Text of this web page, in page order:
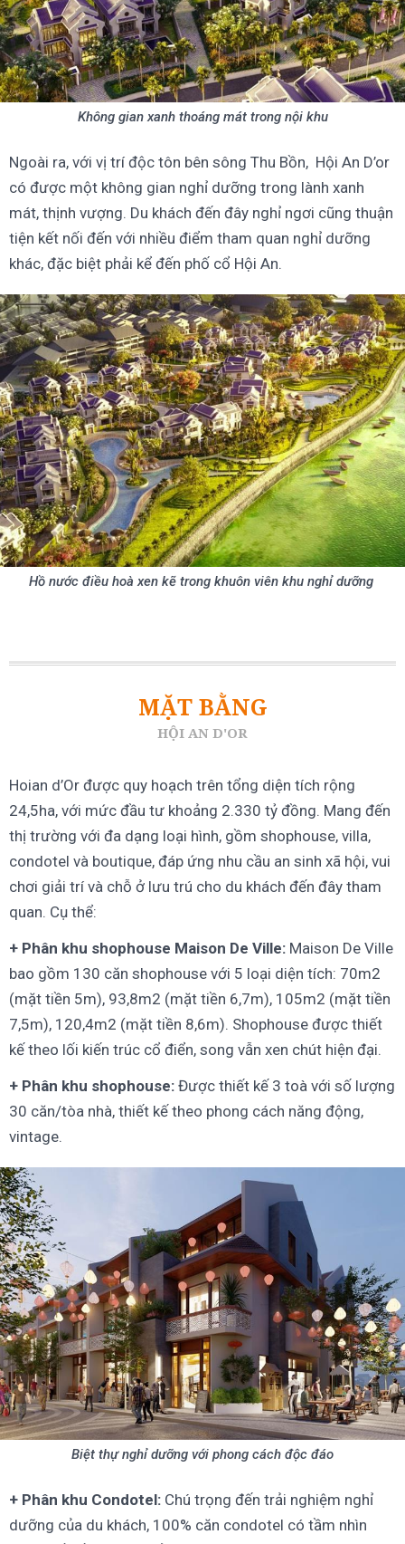
Không gian xanh thoáng mát trong nội khu
Ngoài ra, với vị trí độc tôn bên sông Thu Bồn, Hội An D’or
có được một không gian nghỉ dưỡng trong lành xanh
mát, thịnh vượng. Du khách đến đây nghỉ ngơi cũng thuận
tiện kết nối đến với nhiều điểm tham quan nghỉ dưỡng
khác, đặc biệt phải kể đến phố cổ Hội An.
Hồ nước điều hoà xen kẽ trong khuôn viên khu nghỉ dưỡng
MẶT BẰNG
HỘI AN D'OR
Hoian d’Or được quy hoạch trên tổng diện tích rộng
24,5ha, với mức đầu tư khoảng 2.330 tỷ đồng. Mang đến
thị trường với đa dạng loại hình, gồm shophouse, villa,
condotel và boutique, đáp ứng nhu cầu an sinh xã hội, vui
chơi giải trí và chỗ ở lưu trú cho du khách đến đây tham
quan. Cụ thể:
+ Phân khu shophouse Maison De Ville: Maison De Ville
bao gồm 130 căn shophouse với 5 loại diện tích: 70m2
(mặt tiền 5m), 93,8m2 (mặt tiền 6,7m), 105m2 (mặt tiền
7,5m), 120,4m2 (mặt tiền 8,6m). Shophouse được thiết
kế theo lối kiến trúc cổ điển, song vẫn xen chút hiện đại.
+ Phân khu shophouse: Được thiết kế 3 toà với số lượng
30 căn/tòa nhà, thiết kế theo phong cách năng động,
vintage.
Biệt thự nghỉ dưỡng với phong cách độc đáo
+ Phân khu Condotel: Chú trọng đến trải nghiệm nghỉ
dưỡng của du khách, 100% căn condotel có tầm nhìn